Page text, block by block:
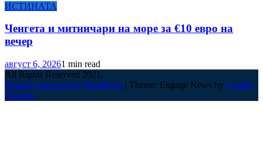
ИСТИНАТА
Ченгета и митничари на море за €10 евро на
вечер
август 6, 20261 min read
All Rights Reserved 2021.
Proudly powered by WordPress | Theme: Engage News by Candid
Themes.